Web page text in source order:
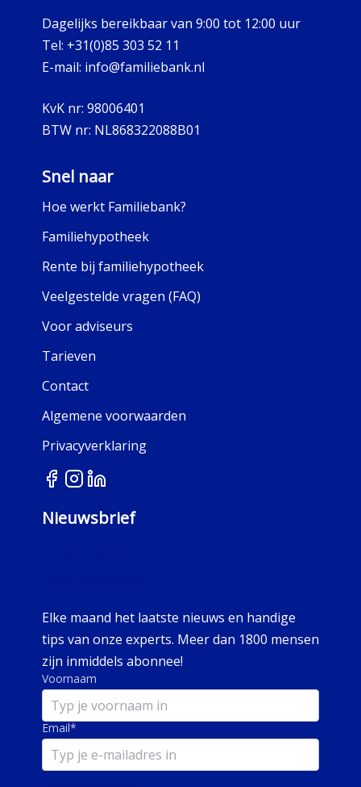
Dagelijks bereikbaar van 9:00 tot 12:00 uur
Tel: +31(0)85 303 52 11
E-mail: info@familiebank.nl
KvK nr: 98006401
BTW nr: NL868322088B01
Snel naar
Hoe werkt Familiebank?
Familiehypotheek
Rente bij familiehypotheek
Veelgestelde vragen (FAQ)
Voor adviseurs
Tarieven
Contact
Algemene voorwaarden
Privacyverklaring
Nieuwsbrief
Elke maand het laatste nieuws en handige
tips van onze experts. Meer dan 1800 mensen
zijn inmiddels abonnee!
Voornaam
Email*